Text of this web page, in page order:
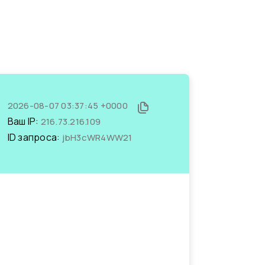
2026-08-07 03:37:45 +0000
Ваш IP: 216.73.216.109
ID запроса: jbH3cWR4WW21